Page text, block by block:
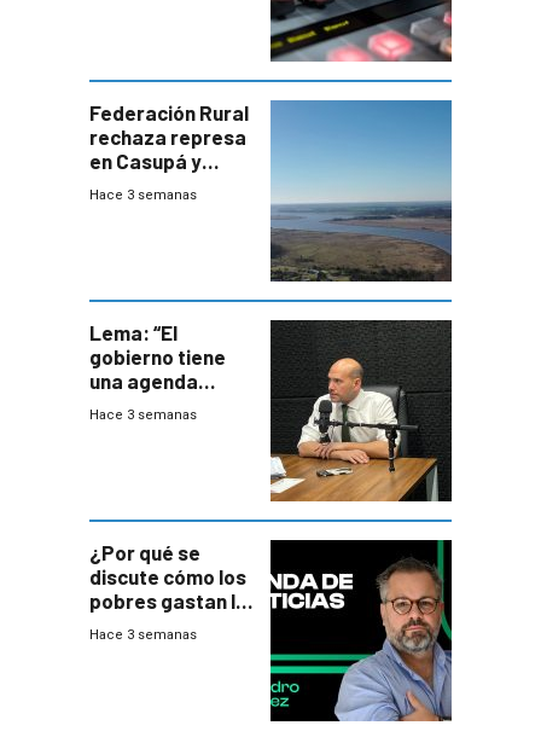
Federación Rural
rechaza represa
en Casupá y
firma demanda
Hace 3 semanas
Lema: “El
gobierno tiene
una agenda
destructiva”
Hace 3 semanas
¿Por qué se
discute cómo los
pobres gastan la
plata?
Hace 3 semanas